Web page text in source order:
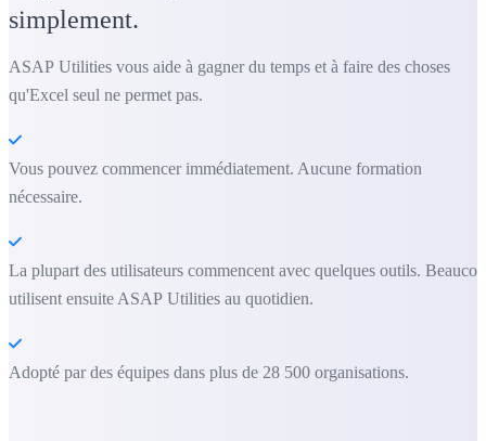
simplement.
ASAP Utilities vous aide à gagner du temps et à faire des choses
qu'Excel seul ne permet pas.
Vous pouvez commencer immédiatement. Aucune formation
nécessaire.
La plupart des utilisateurs commencent avec quelques outils.
utilisent ensuite ASAP Utilities au quotidien.
Adopté par des équipes dans plus de 28 500 organisations.